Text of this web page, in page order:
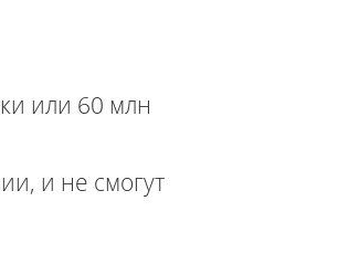
или 60 млн
и не смогут